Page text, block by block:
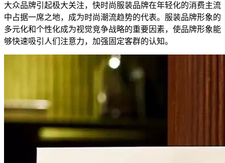
大众品牌引起极大关注，快时尚服装品牌在年轻化的消费主流
中占据一席之地，成为时尚潮流趋势的代表。服装品牌形象的
多元化和个性化成为视觉竞争战略的重要因素，使品牌形象能
够快速吸引人们注意力，加强固定客群的认知。